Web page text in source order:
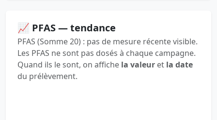
📈 PFAS — tendance
PFAS (Somme 20) : pas de mesure récente visible.
Les PFAS ne sont pas dosés à chaque campagne.
Quand ils le sont, on affiche la valeur et la date
du prélèvement.